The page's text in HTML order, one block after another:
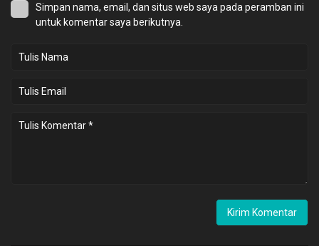
Simpan nama, email, dan situs web saya pada peramban ini
untuk komentar saya berikutnya.